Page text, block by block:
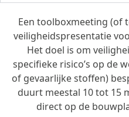
Een toolboxmeeting (of
veiligheidspresentatie
Het doel is om
specifieke risico’s op de
of gevaarlijke stoffen)
duurt meestal 10 tot 15
direct op de